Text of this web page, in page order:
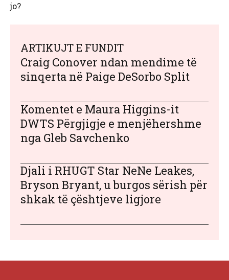
jo?
ARTIKUJT E FUNDIT
Craig Conover ndan mendime të
sinqerta në Paige DeSorbo Split
Komentet e Maura Higgins-it
DWTS Përgjigje e menjëhershme
nga Gleb Savchenko
Djali i RHUGT Star NeNe Leakes,
Bryson Bryant, u burgos sërish për
shkak të çështjeve ligjore